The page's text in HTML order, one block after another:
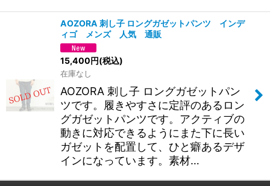
AOZORA 刺し子 ロングガゼットパンツ インデ
ィゴ メンズ 人気 通販
15,400円(税込)
在庫なし
AOZORA 刺し子 ロングガゼットパン
ツです。履きやすさに定評のあるロン
グガゼットパンツです。アクティブの
動きに対応できるようにまた下に長い
ガゼットを配置して、ひと癖あるデザ
インになっています。素材…